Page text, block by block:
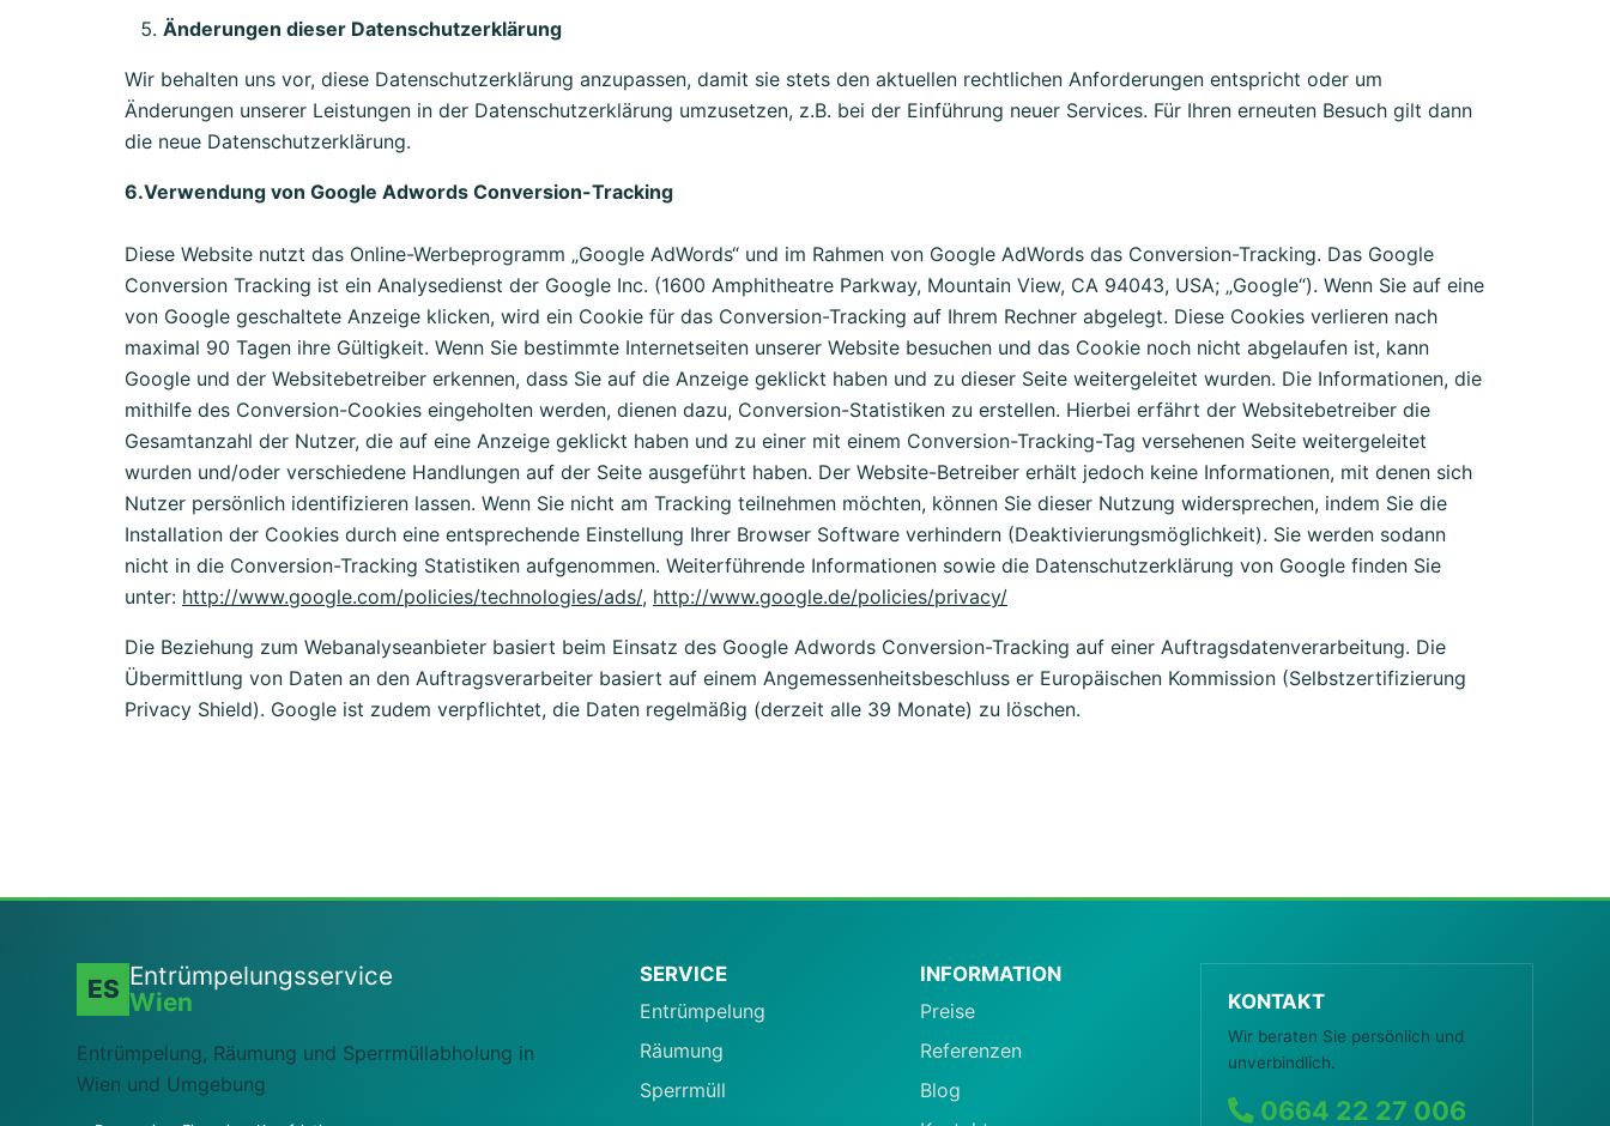
Änderungen dieser Datenschutzerklärung
Wir behalten uns vor, diese Datenschutzerklärung anzupassen, damit sie stets den aktuellen rechtlichen Anforderungen entspricht oder um
Änderungen unserer Leistungen in der Datenschutzerklärung umzusetzen, z.B. bei der Einführung neuer Services. Für Ihren erneuten Besuch gilt dann
die neue Datenschutzerklärung.
6.Verwendung von Google Adwords Conversion-Tracking
Diese Website nutzt das Online-Werbeprogramm „Google AdWords“ und im Rahmen von Google AdWords das Conversion-Tracking. Das Google
Conversion Tracking ist ein Analysedienst der Google Inc. (1600 Amphitheatre Parkway, Mountain View, CA 94043, USA; „Google“). Wenn Sie auf eine
von Google geschaltete Anzeige klicken, wird ein Cookie für das Conversion-Tracking auf Ihrem Rechner abgelegt. Diese Cookies verlieren nach
maximal 90 Tagen ihre Gültigkeit. Wenn Sie bestimmte Internetseiten unserer Website besuchen und das Cookie noch nicht abgelaufen ist, kann
Google und der Websitebetreiber erkennen, dass Sie auf die Anzeige geklickt haben und zu dieser Seite weitergeleitet wurden. Die Informationen, die
mithilfe des Conversion-Cookies eingeholten werden, dienen dazu, Conversion-Statistiken zu erstellen. Hierbei erfährt der Websitebetreiber die
Gesamtanzahl der Nutzer, die auf eine Anzeige geklickt haben und zu einer mit einem Conversion-Tracking-Tag versehenen Seite weitergeleitet
wurden und/oder verschiedene Handlungen auf der Seite ausgeführt haben. Der Website-Betreiber erhält jedoch keine Informationen, mit denen sich
Nutzer persönlich identifizieren lassen. Wenn Sie nicht am Tracking teilnehmen möchten, können Sie dieser Nutzung widersprechen, indem Sie die
Installation der Cookies durch eine entsprechende Einstellung Ihrer Browser Software verhindern (Deaktivierungsmöglichkeit). Sie werden sodann
nicht in die Conversion-Tracking Statistiken aufgenommen. Weiterführende Informationen sowie die Datenschutzerklärung von Google finden Sie
unter: http://www.google.com/policies/technologies/ads/, http://www.google.de/policies/privacy/
Die Beziehung zum Webanalyseanbieter basiert beim Einsatz des Google Adwords Conversion-Tracking auf einer Auftragsdatenverarbeitung. Die
Übermittlung von Daten an den Auftragsverarbeiter basiert auf einem Angemessenheitsbeschluss er Europäischen Kommission (Selbstzertifizierung
Privacy Shield). Google ist zudem verpflichtet, die Daten regelmäßig (derzeit alle 39 Monate) zu löschen.
ES Entrümpelungsservice
Wien
Entrümpelung, Räumung und Sperrmüllabholung in
Wien und Umgebung
SERVICE
Entrümpelung
Räumung
Sperrmüll
INFORMATION
Preise
Referenzen
Blog
KONTAKT
Wir beraten Sie persönlich und
unverbindlich.
0664 22 27 006